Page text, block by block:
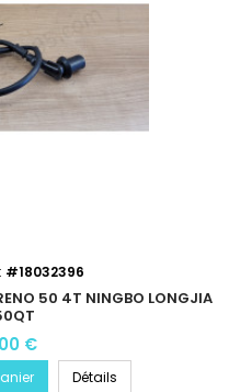
#18032396
50 4T NINGBO LONGJIA
€
Détails